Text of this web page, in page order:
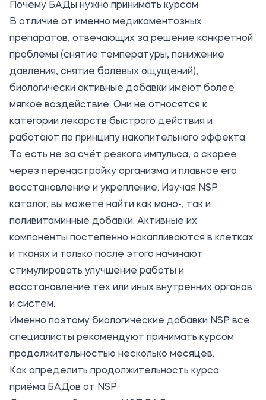
Почему БАДы нужно принимать курсом
В отличие от именно медикаментозных
препаратов, отвечающих за решение конкретной
проблемы (снятие температуры, понижение
давления, снятие болевых ощущений),
биологически активные добавки имеют более
мягкое воздействие. Они не относятся к
категории лекарств быстрого действия и
работают по принципу накопительного эффекта.
То есть не за счёт резкого импульса, а скорее
через перенастройку организма и плавное его
восстановление и укрепление. Изучая NSP
каталог, вы можете найти как моно-, так и
поливитаминные добавки. Активные их
компоненты постепенно накапливаются в клетках
и тканях и только после этого начинают
стимулировать улучшение работы и
восстановление тех или иных внутренних органов
и систем.
Именно поэтому биологические добавки NSP все
специалисты рекомендуют принимать курсом
продолжительностью несколько месяцев.
Как определить продолжительность курса
приёма БАДов от NSP